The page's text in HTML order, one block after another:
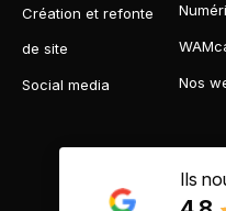
Création et refonte
de site
Social media Nos
Ils